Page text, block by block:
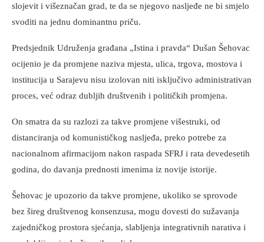
slojevit i višeznačan grad, te da se njegovo nasljeđe ne bi smjelo
svoditi na jednu dominantnu priču.
Predsjednik Udruženja građana „Istina i pravda“ Dušan Šehovac
ocijenio je da promjene naziva mjesta, ulica, trgova, mostova i
institucija u Sarajevu nisu izolovan niti isključivo administrativan
proces, već odraz dubljih društvenih i političkih promjena.
On smatra da su razlozi za takve promjene višestruki, od
distanciranja od komunističkog nasljeđa, preko potrebe za
nacionalnom afirmacijom nakon raspada SFRJ i rata devedesetih
godina, do davanja prednosti imenima iz novije istorije.
Šehovac je upozorio da takve promjene, ukoliko se sprovode
bez šireg društvenog konsenzusa, mogu dovesti do sužavanja
zajedničkog prostora sjećanja, slabljenja integrativnih narativa i